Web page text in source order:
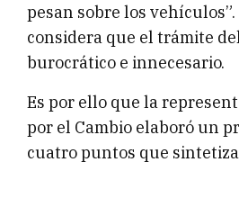
pesan sobre los vehículos”.
considera que el trámite
burocrático e innecesario.
Es por ello que la
por el Cambio elaboró un
cuatro puntos que